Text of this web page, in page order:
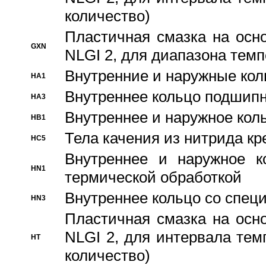
количество)
GXN
Пластичная смазка на
NLGI 2, для диапазона
HA1 Внутренние и наружные
HA3 Bнутреннее кольцо
HB1 Bнутреннее и наружное
HC5 Тела качения из нитрида
HN1
Bнутреннее и наружное
термической обработкой
HN3 Внутреннее кольцо со
HT
Пластичная смазка на
NLGI 2, для интервала
количество)